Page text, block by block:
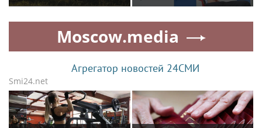
вопрос: можно ли
забирать конфеты с
2026 году планируется
ввести около 2,5
миллиона квадратных
метров жилья
Moscow.media
Агрегатор новостей 24СМИ
Smi24.net